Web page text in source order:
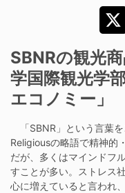
SBNRの観光
学国際観光学
エコノミー」
「SBNR」という言葉
Religiousの略語で精神的
だが、多くはマインドフ
すことが多い。ストレス
心に増えていると言われ